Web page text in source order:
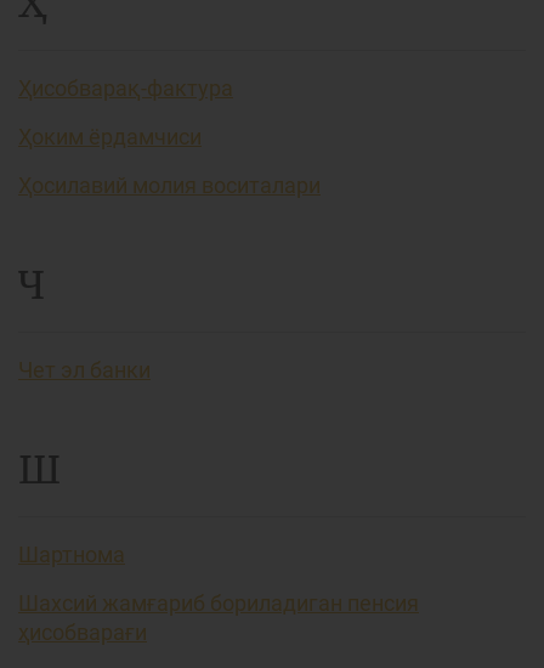
Ҳисобварақ-фактура
Ҳоким ёрдамчиси
Ҳосилавий молия воситалари
Ч
Чет эл банки
Ш
Шартнома
Шахсий жамғариб бориладиган пенсия
ҳисобварағи